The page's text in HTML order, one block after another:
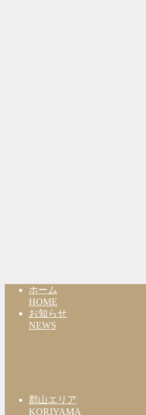
ホーム
HOME
お知らせ
NEWS
郡山エリア
KORIYAMA